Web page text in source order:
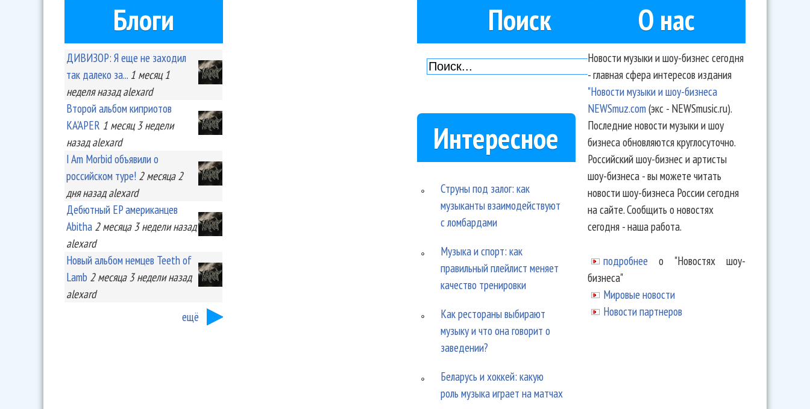
Блоги
ДИВИЗОР: Я еще не заходил
так далеко за... 1 месяц 1
неделяназад alexard
Второй альбом киприотов
KA'APER 1 месяц 3 недели
назад alexard
I Am Morbid объявили о
российском туре! 2 месяца 2
дняназад alexard
Дебютный EP американцев
Abitha 2 месяца 3 неделиназад
alexard
Новый альбом немцев Teeth of
Lamb 2 месяца 3 неделиназад
alexard
ещё
Поиск
Интересное
Струны под залог: как
музыканты взаимодействуют
с ломбардами
Музыка и спорт: как
правильный плейлист меняет
качество тренировки
Как рестораны выбирают
музыку и что она говорит о
заведении?
Беларусь и хоккей: какую
роль музыка играет на матчах
О нас
Новости музыки и шоу-бизнес сегодня
- главная сфера интересов издания
"Новости музыки и шоу-бизнеса
NEWSmuz.com(экс - NEWSmusic.ru).
Последние новости музыки и шоу
бизнеса обновляются круглосуточно.
Российский шоу-бизнес и артисты
шоу-бизнеса - вы можете читать
новости шоу-бизнеса России сегодня
на сайте. Сообщить о новостях
сегодня - наша работа.
подробнее о "Новостях шоу-
бизнеса"
Мировые новости
Новости партнеров